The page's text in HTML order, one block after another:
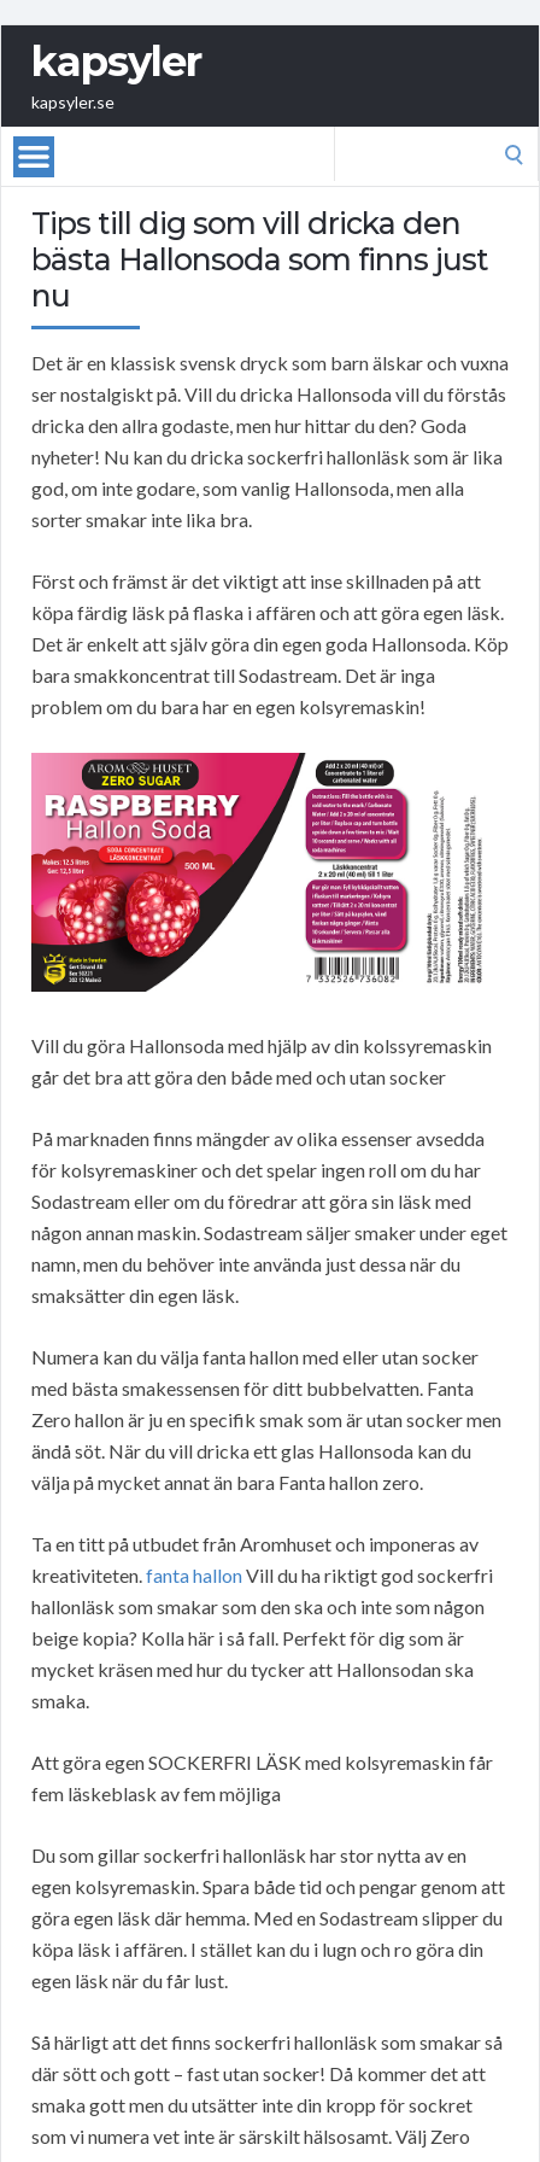
kapsyler
kapsyler.se
Tips till dig som vill dricka den
bästa Hallonsoda som finns just
nu
Det är en klassisk svensk dryck som barn älskar och vuxna
ser nostalgiskt på. Vill du dricka Hallonsoda vill du förstås
dricka den allra godaste, men hur hittar du den? Goda
nyheter! Nu kan du dricka sockerfri hallonläsk som är lika
god, om inte godare, som vanlig Hallonsoda, men alla
sorter smakar inte lika bra.
Först och främst är det viktigt att inse skillnaden på att
köpa färdig läsk på flaska i affären och att göra egen läsk.
Det är enkelt att själv göra din egen goda Hallonsoda. Köp
bara smakkoncentrat till Sodastream. Det är inga
problem om du bara har en egen kolsyremaskin!
Vill du göra Hallonsoda med hjälp av din kolssyremaskin
går det bra att göra den både med och utan socker
På marknaden finns mängder av olika essenser avsedda
för kolsyremaskiner och det spelar ingen roll om du har
Sodastream eller om du föredrar att göra sin läsk med
någon annan maskin. Sodastream säljer smaker under eget
namn, men du behöver inte använda just dessa när du
smaksätter din egen läsk.
Numera kan du välja fanta hallon med eller utan socker
med bästa smakessensen för ditt bubbelvatten. Fanta
Zero hallon är ju en specifik smak som är utan socker men
ändå söt. När du vill dricka ett glas Hallonsoda kan du
välja på mycket annat än bara Fanta hallon zero.
Ta en titt på utbudet från Aromhuset och imponeras av
kreativiteten.fanta hallonVill du ha riktigt god sockerfri
hallonläsk som smakar som den ska och inte som någon
beige kopia? Kolla här i så fall. Perfekt för dig som är
mycket kräsen med hur du tycker att Hallonsodan ska
smaka.
Att göra egen SOCKERFRI LÄSK med kolsyremaskin får
fem läskeblask av fem möjliga
Du som gillar sockerfri hallonläsk har stor nytta av en
egen kolsyremaskin. Spara både tid och pengar genom att
göra egen läsk där hemma. Med en Sodastream slipper du
köpa läsk i affären. I stället kan du i lugn och ro göra din
egen läsk när du får lust.
Så härligt att det finns sockerfri hallonläsk som smakar så
där sött och gott – fast utan socker! Då kommer det att
smaka gott men du utsätter inte din kropp för sockret
som vi numera vet inte är särskilt hälsosamt. Välj Zero